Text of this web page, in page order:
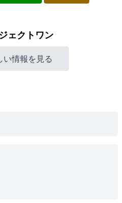
ェクトワン
い情報を見る